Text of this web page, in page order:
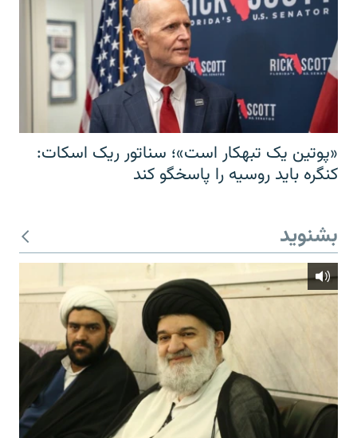
«پوتین یک تبهکار است»؛ سناتور ریک اسکات:
کنگره باید روسیه را پاسخگو کند
بشنوید